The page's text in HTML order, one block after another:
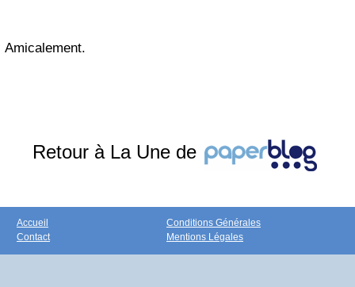
Amicalement.
Retour à La Une de
Accueil
Contact
Conditions Générales
Mentions Légales